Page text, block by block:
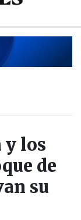
y los
de
su